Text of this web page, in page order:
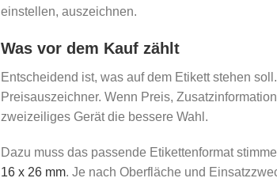
einstellen, auszeichnen.
Was vor dem Kauf zählt
Entscheidend ist, was auf dem Etikett stehen
Preisauszeichner. Wenn Preis,
zweizeiliges Gerät die bessere Wahl.
Dazu muss das passende Etikettenformat
16 x 26 mm. Je nach Oberfläche und